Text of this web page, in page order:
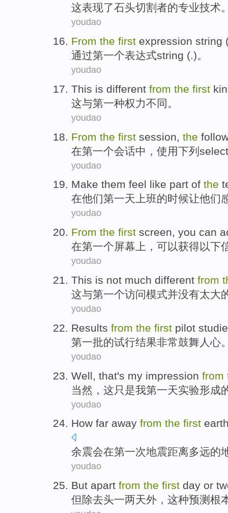
这表现了石头切割者的专业技术
youdao
From the first expression string
通过第一个表达式string (.)。
youdao
This is different from the first
这与第一种权力不同 。
youdao
From the first session the
在第一个会话中 ，使用下列select
youdao
Make them feel like part of the
在他们第一天上班的时候让他们
youdao
From the first screen, you can
在第一个屏幕上 ， 可以获得以下
youdao
This is not much different from
这与第一个访问模式并没有太大
youdao
Results from the first pilot
第一批的试行结果非常鼓舞人心
youdao
Well that's my impression from
当然 ， 这 只是我第一天实验形成
youdao
How far away from the first
余震会在第一次地震距离多远的
youdao
But apart from the first day or
但除去头一两天外，这种预测 根